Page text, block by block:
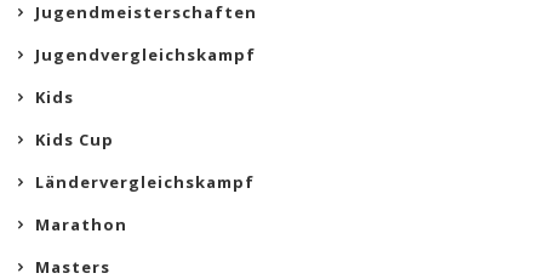
Jugendmeisterschaften
Jugendvergleichskampf
Kids
Kids Cup
Ländervergleichskampf
Marathon
Masters